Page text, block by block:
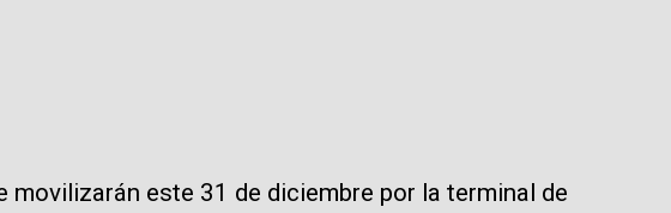
movilizarán este 31 de diciembre por la terminal de